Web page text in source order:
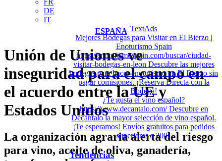
FR
DE
IT
ESPAÑA
Unión de Uniones ve
inseguridad para el campo en
el acuerdo entre la UE y
Estados Unidos
La organización agraria alerta del riesgo
para vino, aceite de oliva, ganadería,
TextAds
Mejores Bodegas para Visitar en El Bierzo |
Enoturismo Spain
https://enoturismospain.com/buscar/ciudad-
visitar-bodegas-en-leon Descubre las mejores
bodegas para hacer enoturismo en El Bierzo sin
pagar comisiones. ¡Reserva Directa con la
Bodega!
¿Te gusta el vino español?
https://www.decantalo.com/ Descubre en
Decántalo la mayor selección de vino español.
¡Te esperamos! Envíos gratuitos para pedidos
superiores a 200€
Tendencias